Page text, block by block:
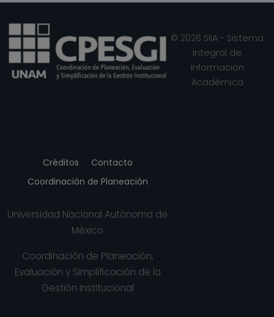
Créditos
Contacto
Coordinación de Planeación
Universidad Nacional Autónoma de
México
Coordinación de Planeación,
Evaluación y Simplificación de la
Gestión Institucional
© 2026 SIIA - Sistema
Integral de
Información
Académica